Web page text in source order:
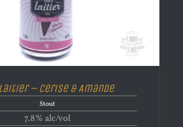
– Cerise & Amande
Stout
7.8% alc/vol